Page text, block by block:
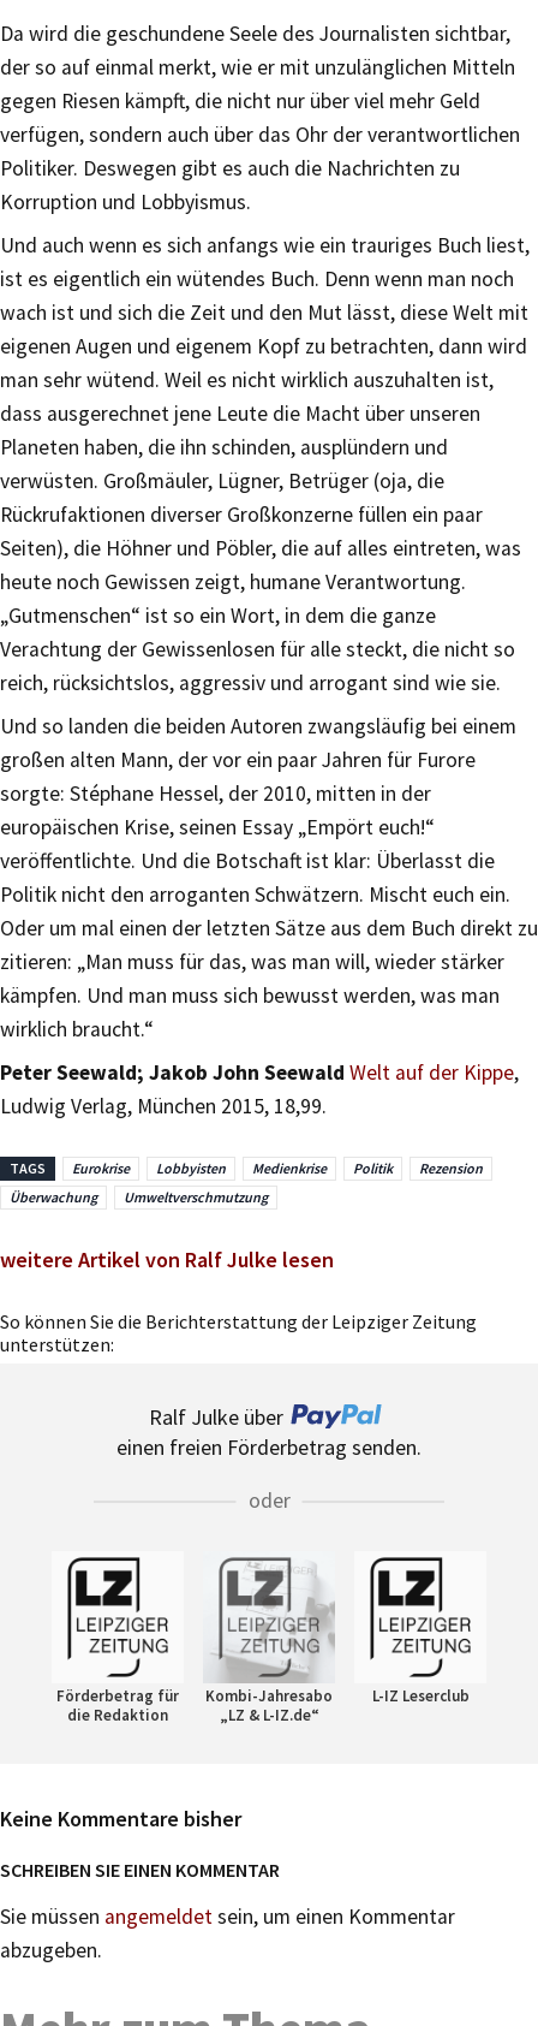
Da wird die geschundene Seele des Journalisten sichtbar,
der so auf einmal merkt, wie er mit unzulänglichen Mitteln
gegen Riesen kämpft, die nicht nur über viel mehr Geld
verfügen, sondern auch über das Ohr der verantwortlichen
Politiker. Deswegen gibt es auch die Nachrichten zu
Korruption und Lobbyismus.
Und auch wenn es sich anfangs wie ein trauriges Buch liest,
ist es eigentlich ein wütendes Buch. Denn wenn man noch
wach ist und sich die Zeit und den Mut lässt, diese Welt mit
eigenen Augen und eigenem Kopf zu betrachten, dann wird
man sehr wütend. Weil es nicht wirklich auszuhalten ist,
dass ausgerechnet jene Leute die Macht über unseren
Planeten haben, die ihn schinden, ausplündern und
verwüsten. Großmäuler, Lügner, Betrüger (oja, die
Rückrufaktionen diverser Großkonzerne füllen ein paar
Seiten), die Höhner und Pöbler, die auf alles eintreten, was
heute noch Gewissen zeigt, humane Verantwortung.
„Gutmenschen“ ist so ein Wort, in dem die ganze
Verachtung der Gewissenlosen für alle steckt, die nicht so
reich, rücksichtslos, aggressiv und arrogant sind wie sie.
Und so landen die beiden Autoren zwangsläufig bei einem
großen alten Mann, der vor ein paar Jahren für Furore
sorgte: Stéphane Hessel, der 2010, mitten in der
europäischen Krise, seinen Essay „Empört euch!“
veröffentlichte. Und die Botschaft ist klar: Überlasst die
Politik nicht den arroganten Schwätzern. Mischt euch ein.
Oder um mal einen der letzten Sätze aus dem Buch direkt zu
zitieren: „Man muss für das, was man will, wieder stärker
kämpfen. Und man muss sich bewusst werden, was man
wirklich braucht.“
Peter Seewald; Jakob John Seewald Welt auf der Kippe,
Ludwig Verlag, München 2015, 18,99.
TAGS Eurokrise Lobbyisten Medienkrise Politik
Rezension
Überwachung
Umweltverschmutzung
weitere Artikel von Ralf Julke lesen
So können Sie die Berichterstattung der Leipziger Zeitung
unterstützen:
Ralf Julke über
einen freien Förderbetrag senden.
oder
Förderbetrag für
die Redaktion
Kombi-Jahresabo
„LZ & L-IZ.de“
L-IZ Leserclub
Keine Kommentare bisher
SCHREIBEN SIE EINEN KOMMENTAR
Sie müssen angemeldetsein, um einen Kommentar
abzugeben.